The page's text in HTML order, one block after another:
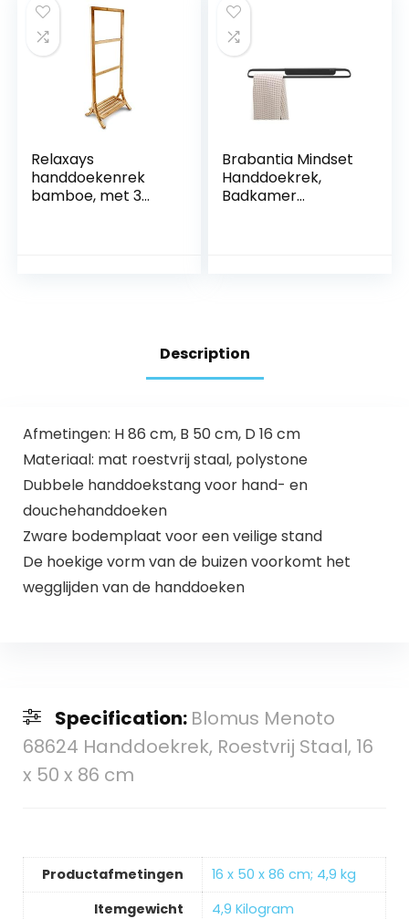
Relaxays
handdoekenrek
bamboe, met 3
Brabantia Mindset
Handdoekrek,
Badkamer
Bevestigingsmateri
aal, Mineral Infinite
Grey
Description
Afmetingen: H 86 cm, B 50 cm, D 16 cm
Materiaal: mat roestvrij staal, polystone
Dubbele handdoekstang voor hand- en
douchehanddoeken
Zware bodemplaat voor een veilige stand
De hoekige vorm van de buizen voorkomt het
wegglijden van de handdoeken
Specification: Blomus Menoto
68624 Handdoekrek, Roestvrij Staal, 16
x 50 x 86 cm
Productafmetingen
‎16 x 50 x 86 cm; 4,9 kg
Itemgewicht
‎4,9 Kilogram